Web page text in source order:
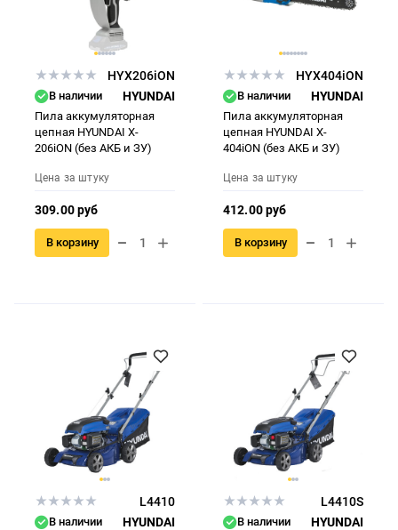
HYX206iON
В наличии HYUNDAI
Пила аккумуляторная
цепная HYUNDAI X-
206iON (без АКБ и ЗУ)
Цена за штуку
309.00 руб
В корзину
HYX404iON
В наличии HYUNDAI
Пила аккумуляторная
цепная HYUNDAI X-
404iON (без АКБ и ЗУ)
Цена за штуку
412.00 руб
В корзину
L4410
В наличии HYUNDAI
L4410S
В наличии HYUNDAI